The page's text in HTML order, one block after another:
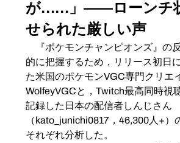
が……」——ローンチ
せられた厳しい声
『ポケモンチャンピオンズ』の
的に把握するため，リリース初日
た米国のポケモンVGC専門クリエ
WolfeyVGCと，Twitch最高同時視
記録した日本の配信者しんじさん
（kato_junichi0817，46,300人+）
それぞれ分析した。